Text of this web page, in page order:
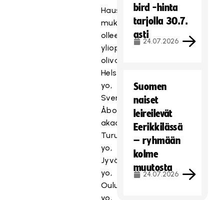
Haussa
mukana
olleet
yliopistot
olivat:
Helsingin
yo,
Svenskahandelshögskolan,
Åbo
akademi,
Turun
yo,
Jyväskylän
yo,
Oulun
yo,
bird -hinta
tarjolla 30.7.
asti
24.07.2026
Suomen
naiset
leireilevät
Eerikkilässä
– ryhmään
kolme
muutosta
24.07.2026